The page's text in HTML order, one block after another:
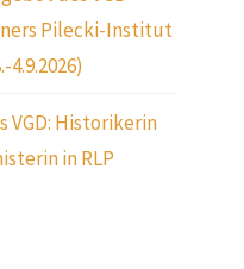
Pilecki-Institut
4.9.2026)
VGD: Historikerin
in RLP